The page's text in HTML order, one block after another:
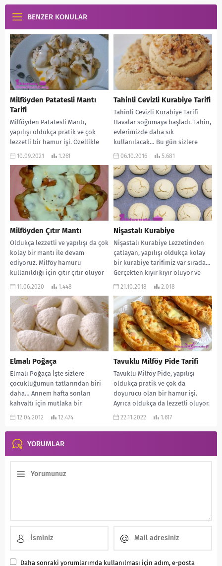
BENZER KONULAR
Milföyden Patatesli Mantı
Tarifi
Milföyden Patatesli Mantı,
yapılışı oldukça pratik ve çok
lezzetli bir hamur işi. Özellikle
mantı severlerin kaçırmaması
10.09.2021 1.261
Tahinli Cevizli Kurabiye Tarifi
Tahinli Cevizli Kurabiye Tarifi
Havalar soğumaya başladı. Tahin,
evlerimizde daha sık
kullanılacak… Bu gün sizlere
tahin ile hazırlayabileceğiniz, çok
06.10.2016 5.681
Milföyden Çıtır Mantı
Oldukça lezzetli ve yapılışı da çok
kolay bir mantı ile devam
ediyoruz. Milföy hamuru
kullanıldığı için çıtır çıtır oluyor
ve...
11.06.2020 1.448
Nişastalı Kurabiye
Nişastalı Kurabiye Lezzetinden
çatlayan, yapılışı oldukça kolay
bir kurabiye tarifimiz var sırada…
Gerçekten kıyır kıyır oluyor ve
ağızda dağılıyor. Çay...
21.10.2018 2.018
Elmalı Poğaça
Elmalı Poğaça İşte sizlere
çocukluğumun tatlarından biri
daha… Annem hafta sonları
kahvaltı için mutlaka bir
hamurişi hazırlardı. Ben en çok...
12.04.2012 12.474
Tavuklu Milföy Pide Tarifi
Tavuklu Milföy Pide, yapılışı
oldukça pratik ve çok da
doyurucu olan bir hamur işi.
Ayrıca oldukça da lezzetli oluyor.
Tavuk...
22.11.2022 1.617
YORUMLAR
Daha sonraki yorumlarımda kullanılması için adım, e-posta